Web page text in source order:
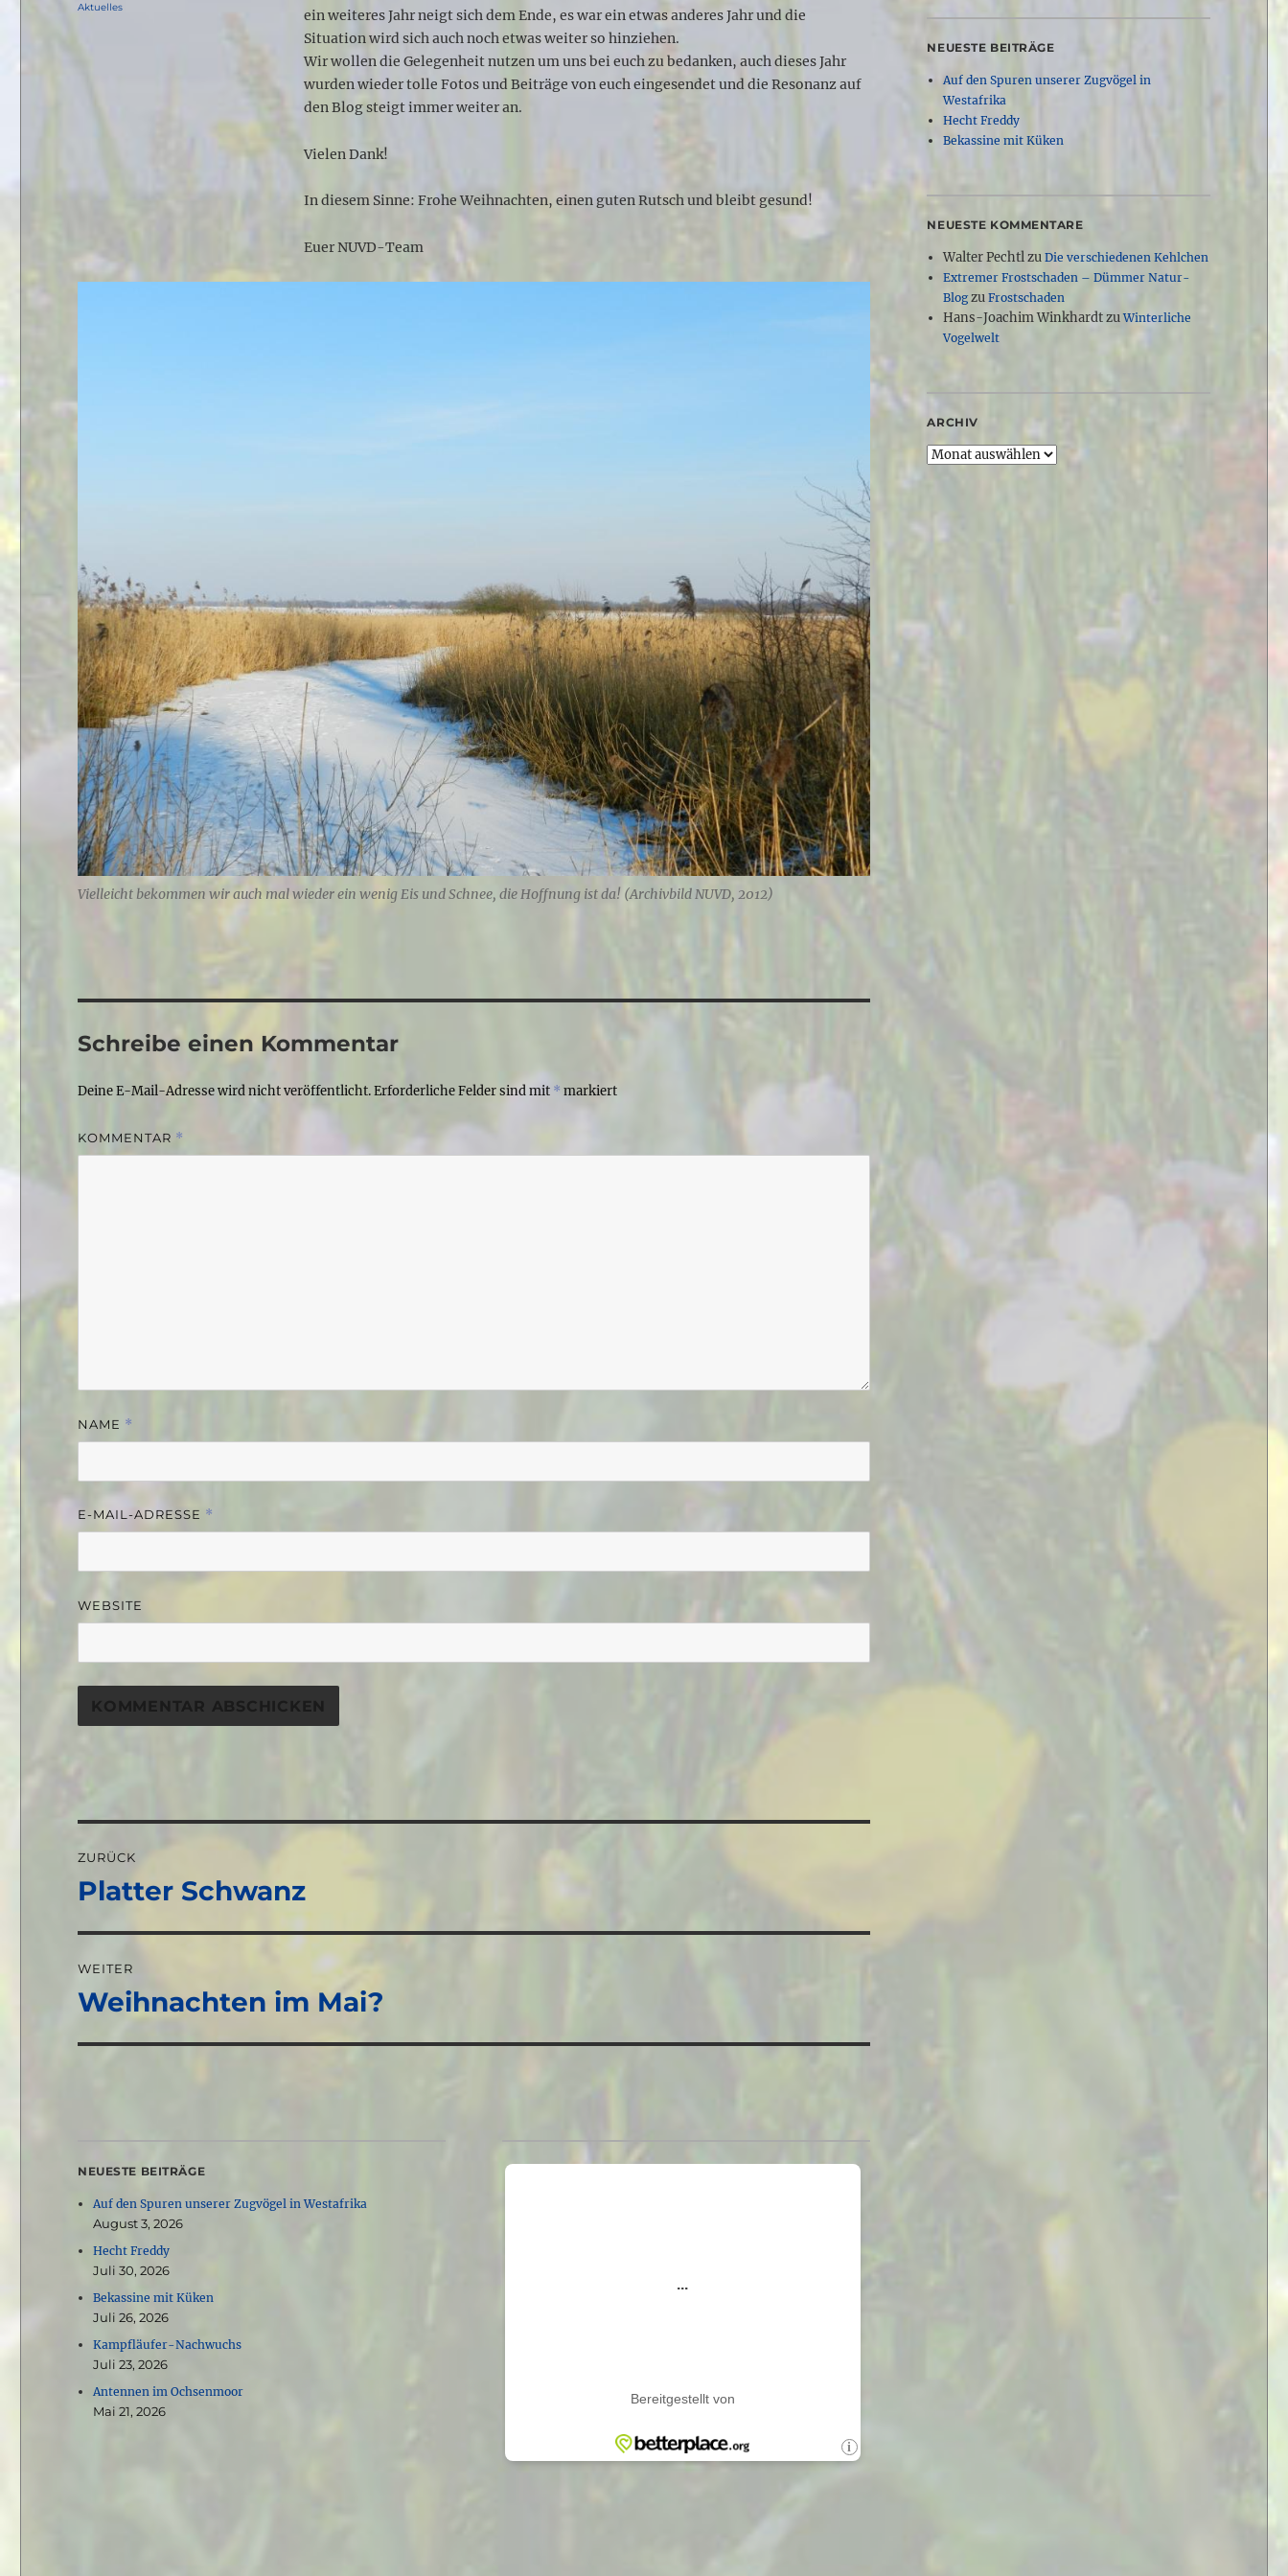
ein weiteres Jahr neigt sich dem Ende, es war ein etwas anderes Jahr und die
Situation wird sich auch noch etwas weiter so hinziehen.
Wir wollen die Gelegenheit nutzen um uns bei euch zu bedanken, auch dieses Jahr
wurden wieder tolle Fotos und Beiträge von euch eingesendet und die Resonanz auf
den Blog steigt immer weiter an.
Vielen Dank!
In diesem Sinne: Frohe Weihnachten, einen guten Rutsch und bleibt gesund!
Euer NUVD-Team
Vielleicht bekommen wir auch mal wieder ein wenig Eis und Schnee, die Hoffnung ist da! (Archivbild NUVD, 2012)
Kategorien
Aktuelles
Schreibe einen Kommentar
Deine E-Mail-Adresse wird nicht veröffentlicht.Erforderliche Felder sind mit * markiert
KOMMENTAR *
NAME *
E-MAIL-ADRESSE *
WEBSITE
ZURÜCK
Vorheriger
Platter Schwanz
WEITER
Nächster
Weihnachten im Mai?
NEUESTE BEITRÄGE
Auf den Spuren unserer Zugvögel in Westafrika
August 3, 2026
Hecht Freddy
Juli 30, 2026
Bekassine mit Küken
Juli 26, 2026
Kampfläufer-Nachwuchs
Juli 23, 2026
Antennen im Ochsenmoor
Mai 21, 2026
NEUESTE BEITRÄGE
Auf den Spuren unserer Zugvögel in
Westafrika
Hecht Freddy
Bekassine mit Küken
NEUESTE KOMMENTARE
Walter Pechtlzu Die verschiedenen Kehlchen
Extremer Frostschaden – Dümmer Natur-
Blogzu Frostschaden
Hans-Joachim WinkhardtzuWinterliche
Vogelwelt
ARCHIV
Archiv